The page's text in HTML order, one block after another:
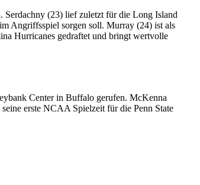
Serdachny (23) lief zuletzt für die Long Island
Angriffsspiel sorgen soll. Murray (24) ist als
Hurricanes gedraftet und bringt wertvolle
Center in Buffalo gerufen. McKenna
erste NCAA Spielzeit für die Penn State